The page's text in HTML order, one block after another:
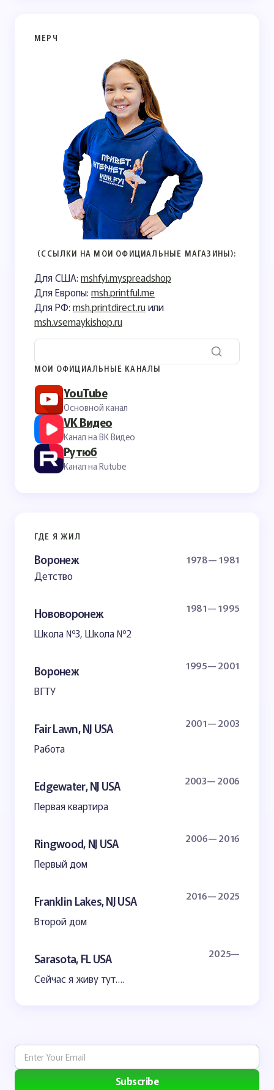
МЕРЧ
(ССЫЛКИ НА МОИ ОФИЦИАЛЬНЫЕ МАГАЗИНЫ):
Для США: mshfyi.myspreadshop
Для Европы: msh.printful.me
Для РФ: msh.printdirect.ruили
msh.vsemaykishop.ru
МОИ ОФИЦИАЛЬНЫЕ КАНАЛЫ
YouTube
Основной канал
VK Видео
Канал на ВК Видео
Рутюб
Канал на Rutube
ГДЕ Я ЖИЛ
Воронеж 1978— 1981
Детство
Нововоронеж 1981— 1995
Школа №3, Школа №2
Воронеж 1995— 2001
ВГТУ
Fair Lawn, NJ USA 2001— 2003
Работа
Edgewater, NJ USA 2003— 2006
Первая квартира
Ringwood, NJ USA 2006— 2016
Первый дом
Franklin Lakes, NJ USA 2016— 2025
Второй дом
Sarasota, FL USA 2025—
Сейчас я живу тут….
Subscribe